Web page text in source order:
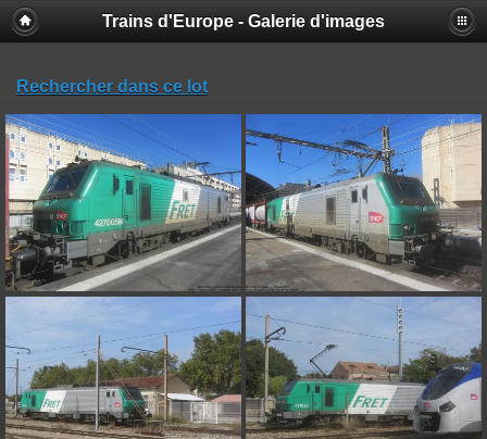
Trains d'Europe - Galerie d'images
Rechercher dans ce lot